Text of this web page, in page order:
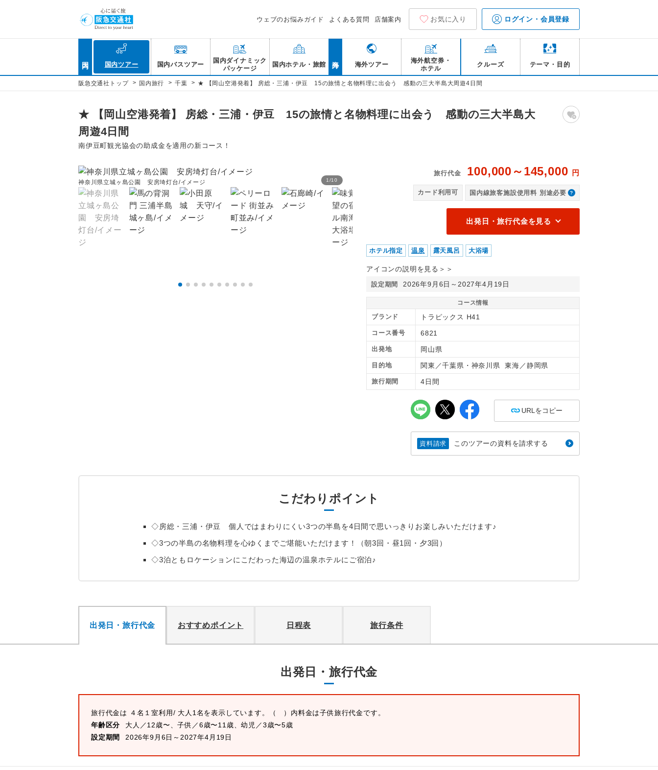
ウェブのお悩みガイド よくある質問 店舗案内 お気に入り ログイン・会員登録
国内ツアー 国内バスツアー
国内ダイナミック
パッケージ
国内ホテル・旅館 海外ツアー
海外航空券・
ホテル
クルーズ テーマ・目的
阪急交通社トップ > 国内旅行 > 千葉 > ★ 【岡山空港発着】 房総・三浦・伊豆 15の旅情と名物料理に出会う 感動の三大半島大周遊4日間
★ 【岡山空港発着】 房総・三浦・伊豆 15の旅情と名物料理に出会う 感動の三大半島大
周遊4日間
南伊豆町観光協会の助成金を適用の新コース！
1 /10
神奈川県立城ヶ島公園 安房埼灯台/イメージ
旅行代金 100,000～145,000 円
カード利用可 国内線旅客施設使用料 別途必要
出発日・旅行代金を見る
ホテル指定 温泉 露天風呂 大浴場
アイコンの説明を見る＞＞
設定期間 2026年9月6日～2027年4月19日
コース情報
ブランド トラピックス H41
コース番号 6821
出発地 岡山県
目的地 関東／千葉県・神奈川県 東海／静岡県
旅行期間 4日間
URLをコピー
資料請求 このツアーの資料を請求する
こだわりポイント
◇房総・三浦・伊豆 個人ではまわりにくい3つの半島を4日間で思いっきりお楽しみいただけます♪
◇3つの半島の名物料理を心ゆくまでご堪能いただけます！（朝3回・昼1回・夕3回）
◇3泊ともロケーションにこだわった海辺の温泉ホテルにご宿泊♪
出発日・旅行代金 おすすめポイント 日程表 旅行条件
出発日・旅行代金
旅行代金は ４名１室利用/ 大人1名を表示しています。
（ ）内料金は子供旅行代金です。
年齢区分
大人／12歳〜、子供／6歳〜11歳、幼児／3歳〜5歳
設定期間
2026年9月6日～2027年4月19日